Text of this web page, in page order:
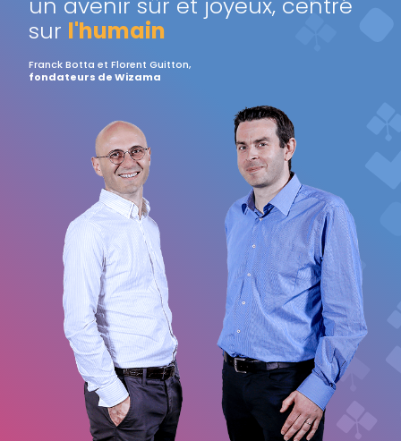
un avenir sûr et joyeux, centré
sur l'humain
Franck Botta et Florent Guitton,
fondateurs de Wizama